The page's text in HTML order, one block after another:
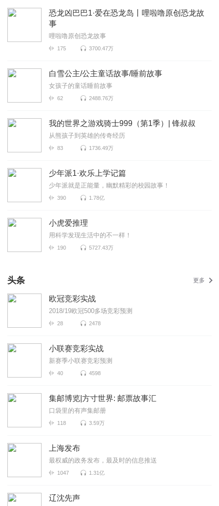
恐龙凶巴巴1·爱在恐龙岛丨哩啦噜原创恐龙故
事
哩啦噜原创恐龙故事
175 3700.47万
白雪公主/公主童话故事/睡前故事
女孩子的童话睡前故事
62 2488.76万
我的世界之游戏骑士999（第1季）| 锋叔叔
从熊孩子到英雄的传奇经历
83 1736.49万
少年派1·欢乐上学记篇
少年派就是正能量，幽默精彩的校园故事！
390 1.78亿
小虎爱推理
用科学发现生活中的不一样！
190 5727.43万
头条 更多
欧冠竞彩实战
2018/19欧冠500多场竞彩预测
28 2478
小联赛竞彩实战
新赛季小联赛竞彩预测
40 4598
集邮博览|方寸世界: 邮票故事汇
口袋里的有声集邮册
118 3.59万
上海发布
最权威的政务发布，最及时的信息推送
1047 1.31亿
辽沈先声